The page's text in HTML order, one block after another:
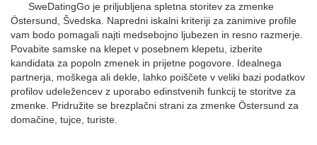
SweDatingGo je priljubljena spletna storitev za zmenke
Östersund, Švedska. Napredni iskalni kriteriji za zanimive profile
vam bodo pomagali najti medsebojno ljubezen in resno razmerje.
Povabite samske na klepet v posebnem klepetu, izberite
kandidata za popoln zmenek in prijetne pogovore. Idealnega
partnerja, moškega ali dekle, lahko poiščete v veliki bazi podatkov
profilov udeležencev z uporabo edinstvenih funkcij te storitve za
zmenke. Pridružite se brezplačni strani za zmenke Östersund za
domačine, tujce, turiste.